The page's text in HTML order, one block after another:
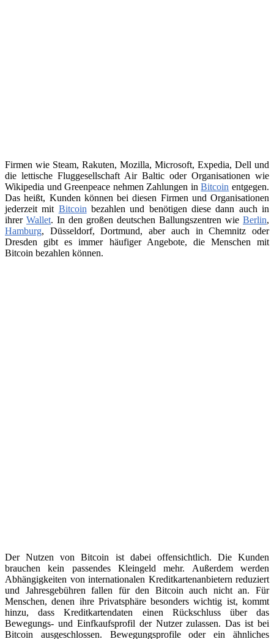
Firmen wie Steam, Rakuten, Mozilla, Microsoft, Expedia, Dell und
die lettische Fluggesellschaft Air Baltic oder Organisationen wie
Wikipedia und Greenpeace nehmen Zahlungen inBitcoin entgegen.
Das heißt, Kunden können bei diesen Firmen und Organisationen
jederzeit mit Bitcoin bezahlen und benötigen diese dann auch in
ihrer Wallet. In den großen deutschen Ballungszentren wie Berlin,
Hamburg, Düsseldorf, Dortmund, aber auch in Chemnitz oder
Dresden gibt es immer häufiger Angebote, die Menschen mit
Bitcoin bezahlen können.
Der Nutzen von Bitcoin ist dabei offensichtlich. Die Kunden
brauchen kein passendes Kleingeld mehr. Außerdem werden
Abhängigkeiten von internationalen Kreditkartenanbietern reduziert
und Jahresgebühren fallen für den Bitcoin auch nicht an. Für
Menschen, denen ihre Privatsphäre besonders wichtig ist, kommt
hinzu, dass Kreditkartendaten einen Rückschluss über das
Bewegungs- und Einfkaufsprofil der Nutzer zulassen. Das ist bei
Bitcoin ausgeschlossen. Bewegungsprofile oder ein ähnliches